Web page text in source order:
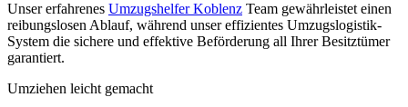
Unser erfahrenes Umzugshelfer Koblenz Team gewährleistet einen
reibungslosen Ablauf, während unser effizientes Umzugslogistik-
System die sichere und effektive Beförderung all Ihrer Besitztümer
garantiert.
Umziehen leicht gemacht